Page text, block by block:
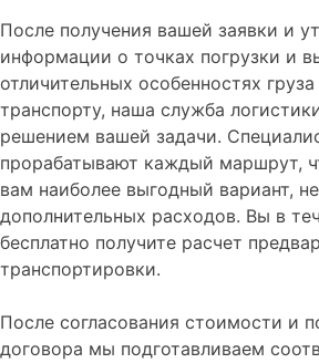
После получения вашей заявки и
информации о точках погрузки и
отличительных особенностях
транспорту, наша служба
решением вашей задачи.
прорабатывают каждый маршрут,
вам наиболее выгодный вариант,
дополнительных расходов. Вы в
бесплатно получите расчет
транспортировки.
После согласования стоимости и
договора мы подготавливаем